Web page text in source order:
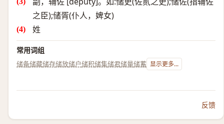
之臣);储胥(仆人，婢女)
姓
常用词组
储备储藏储存储放储户储积储集储君储量储蓄 显示更多...
反馈